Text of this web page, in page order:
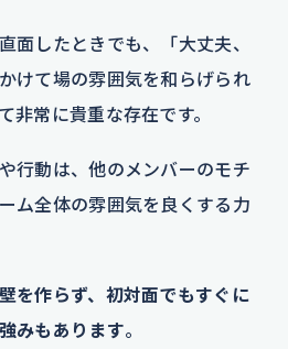
面したときでも、「大丈夫、
けて場の雰囲気を和らげられ
非常に貴重な存在です。
行動は、他のメンバーのモチ
ム全体の雰囲気を良くする力
を作らず、初対面でもすぐに
みもあります。